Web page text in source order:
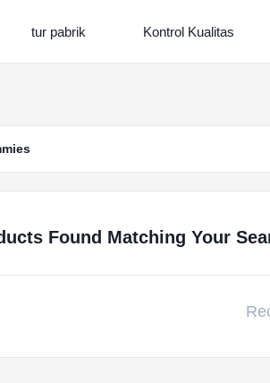
tur pabrik Kontrol Kualitas
Found Matching Your